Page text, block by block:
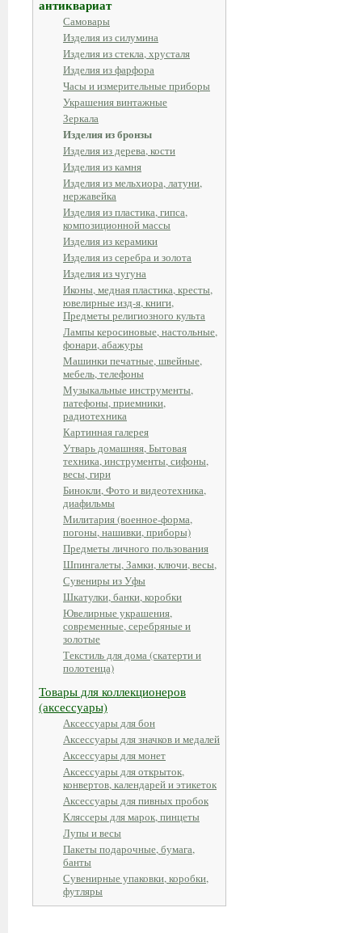
антиквариат
Самовары
Изделия из силумина
Изделия из стекла, хрусталя
Изделия из фарфора
Часы и измерительные приборы
Украшения винтажные
Зеркала
Изделия из бронзы
Изделия из дерева, кости
Изделия из камня
Изделия из мельхиора, латуни,
нержавейка
Изделия из пластика, гипса,
композиционной массы
Изделия из керамики
Изделия из серебра и золота
Изделия из чугуна
Иконы, медная пластика, кресты,
ювелирные изд-я, книги,
Предметы религиозного культа
Лампы керосиновые, настольные,
фонари, абажуры
Машинки печатные, швейные,
мебель, телефоны
Музыкальные инструменты,
патефоны, приемники,
радиотехника
Картинная галерея
Утварь домашняя, Бытовая
техника, инструменты, сифоны,
весы, гири
Бинокли, Фото и видеотехника,
диафильмы
Милитария (военное-форма,
погоны, нашивки, приборы)
Предметы личного пользования
Шпингалеты, Замки, ключи, весы,
Сувениры из Уфы
Шкатулки, банки, коробки
Ювелирные украшения,
современные, серебряные и
золотые
Текстиль для дома (скатерти и
полотенца)
Товары для коллекционеров
(аксессуары)
Аксессуары для бон
Аксессуары для значков и медалей
Аксессуары для монет
Аксессуары для открыток,
конвертов, календарей и этикеток
Аксессуары для пивных пробок
Кляссеры для марок, пинцеты
Лупы и весы
Пакеты подарочные, бумага,
банты
Сувенирные упаковки, коробки,
футляры